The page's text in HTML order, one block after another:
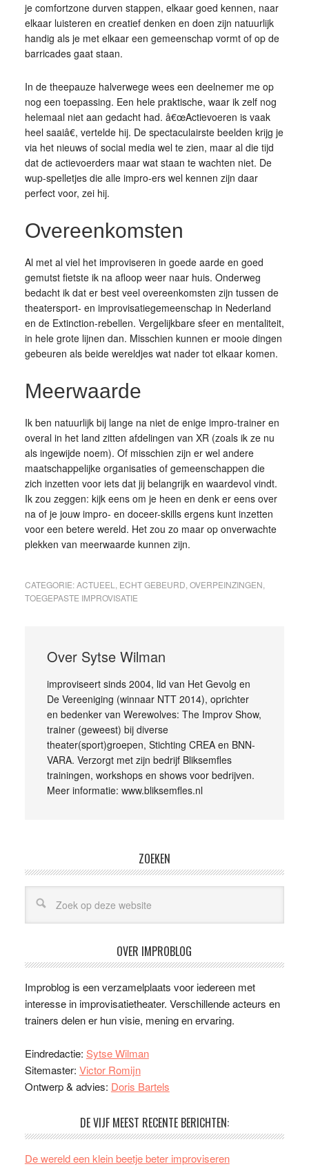
je comfortzone durven stappen, elkaar goed kennen, naar
elkaar luisteren en creatief denken en doen zijn natuurlijk
handig als je met elkaar een gemeenschap vormt of op de
barricades gaat staan.
In de theepauze halverwege wees een deelnemer me op
nog een toepassing. Een hele praktische, waar ik zelf nog
helemaal niet aan gedacht had. â€œActievoeren is vaak
heel saaiâ€, vertelde hij. De spectaculairste beelden krijg je
via het nieuws of social media wel te zien, maar al die tijd
dat de actievoerders maar wat staan te wachten niet. De
wup-spelletjes die alle impro-ers wel kennen zijn daar
perfect voor, zei hij.
Overeenkomsten
Al met al viel het improviseren in goede aarde en goed
gemutst fietste ik na afloop weer naar huis. Onderweg
bedacht ik dat er best veel overeenkomsten zijn tussen de
theatersport- en improvisatiegemeenschap in Nederland
en de Extinction-rebellen. Vergelijkbare sfeer en mentaliteit,
in hele grote lijnen dan. Misschien kunnen er mooie dingen
gebeuren als beide wereldjes wat nader tot elkaar komen.
Meerwaarde
Ik ben natuurlijk bij lange na niet de enige impro-trainer en
overal in het land zitten afdelingen van XR (zoals ik ze nu
als ingewijde noem). Of misschien zijn er wel andere
maatschappelijke organisaties of gemeenschappen die
zich inzetten voor iets dat jij belangrijk en waardevol vindt.
Ik zou zeggen: kijk eens om je heen en denk er eens over
na of je jouw impro- en doceer-skills ergens kunt inzetten
voor een betere wereld. Het zou zo maar op onverwachte
plekken van meerwaarde kunnen zijn.
CATEGORIE:ACTUEEL ECHT GEBEURD OVERPEINZINGEN
TOEGEPASTE IMPROVISATIE
Over Sytse Wilman
improviseert sinds 2004, lid van Het Gevolg en
De Vereeniging (winnaar NTT 2014), oprichter
en bedenker van Werewolves: The Improv Show,
trainer (geweest) bij diverse
theater(sport)groepen, Stichting CREA en BNN-
VARA. Verzorgt met zijn bedrijf Bliksemfles
trainingen, workshops en shows voor bedrijven.
Meer informatie: www.bliksemfles.nl
ZOEKEN
OVER IMPROBLOG
Improblog is een verzamelplaats voor iedereen met
interesse in improvisatietheater. Verschillende acteurs en
trainers delen er hun visie, mening en ervaring.
Eindredactie: Sytse Wilman
Sitemaster: Victor Romijn
Ontwerp & advies: Doris Bartels
DE VIJF MEEST RECENTE BERICHTEN:
De wereld een klein beetje beter improviseren